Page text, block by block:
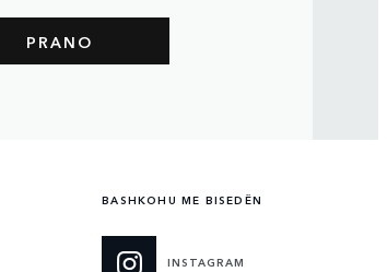
BASHKOHU ME BISEDËN
INSTAGRAM